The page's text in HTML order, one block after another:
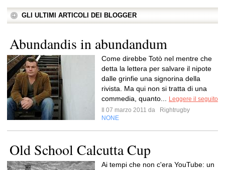
GLI ULTIMI ARTICOLI DEI BLOGGER
Abundandis in abundandum
Come direbbe Totò nel mentre che
detta la lettera per salvare il nipote
dalle grinfie una signorina della
rivista. Ma qui non si tratta di una
commedia, quanto...
Leggere il seguito
Il 07 marzo 2011 da
Rightrugby
NONE
Old School Calcutta Cup
Ai tempi che non c'era YouTube: un